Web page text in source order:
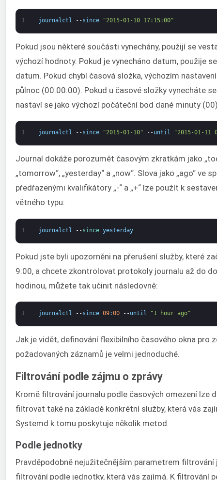
1 journalctl --since "2015-01-10 17:15:00"
Pokud jsou některé součásti vynechány, použijí se
výchozí hodnoty. Pokud je vynecháno datum, použije
datum. Pokud chybí časová složka, výchozím
půlnoc (00:00:00). Pokud u časové složky vynecháte
nastaví se jako výchozí počáteční bod dané minuty
1 journalctl --since "2015-01-10" --until "2015-01-11
Journal dokáže porozumět časovým zkratkám jako
„tomorrow“, „yesterday“ a „now“. Slova jako „ago“ ve
předřazenými kvalifikátory „-“ a „+“ lze použít k
větného typu:
1 journalctl --since yesterday
Pokud jste byli upozorněni na přerušení služby, které
9:00, a chcete zkontrolovat protokoly journalu až do
hodinou, můžete tak učinit následovně:
1 journalctl --since 09:00 --until "1 hour ago"
Jak je vidět, definování flexibilního časového okna pro
požadovaných záznamů je velmi jednoduché.
Filtrování podle zájmu o zprávy
Kromě filtrování journalu podle časových omezení lze
filtrovat také na základě konkrétní služby, která vás
Systemd k tomu poskytuje několik metod.
Podle jednotky
Pravděpodobně nejužitečnějším parametrem filtrování
filtrování podle jednotky, která vás zajímá. K filtrování